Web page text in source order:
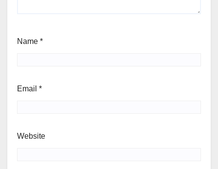
Name *
Email *
Website